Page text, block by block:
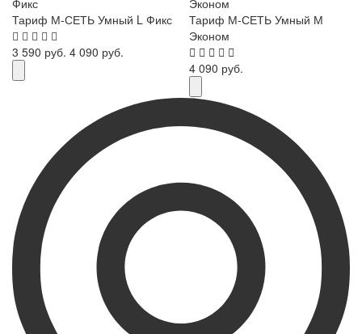
Тариф М-СЕТЬ Умный L Фикс
3 590 руб. 4 090 руб.
Тариф М-СЕТЬ Умный М
Эконом
4 090 руб.